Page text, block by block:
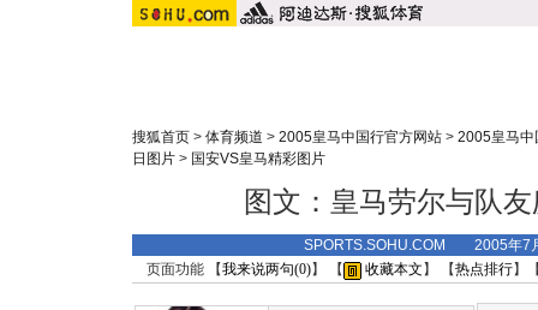
搜狐首页 > 体育频道 > 2005皇马中国行官方网站 > 2005皇马中
日图片 > 国安VS皇马精彩图片
图文：皇马劳尔与队
SPORTS.SOHU.COM 2005年7
页面功能 【我来说两句(0)】 【 收藏本文 】 【热点排行】